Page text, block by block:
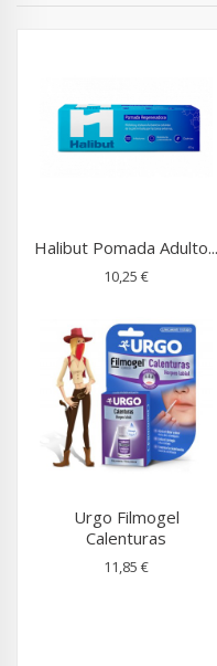
Halibut Pomada Adulto...
10,25 €
Urgo Filmogel
Calenturas
11,85 €